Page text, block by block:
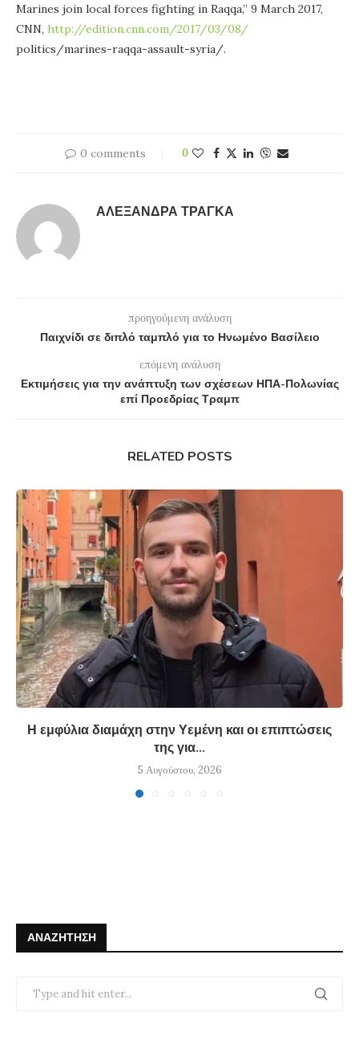
Marines join local forces fighting in Raqqa,” 9 March 2017,
CNN, http://edition.cnn.com/2017/03/08/
politics/marines-raqqa-assault-syria/.
0 comments 0
ΑΛΕΞΆΝΔΡΑ ΤΡΆΓΚΑ
προηγούμενη ανάλυση
Παιχνίδι σε διπλό ταμπλό για το Ηνωμένο Βασίλειο
επόμενη ανάλυση
Εκτιμήσεις για την ανάπτυξη των σχέσεων ΗΠΑ-Πολωνίας
επί Προεδρίας Τραμπ
RELATED POSTS
Η εμφύλια διαμάχη στην Υεμένη και οι επιπτώσεις
της για...
5 Αυγούστου, 2026
ΑΝΑΖΉΤΗΣΗ